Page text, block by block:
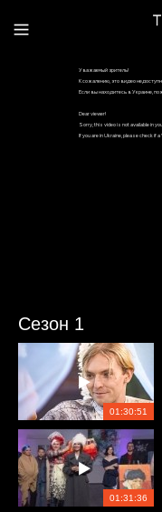
Сезон 1
01:30:51
01:31:36